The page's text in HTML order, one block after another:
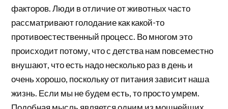
факторов. Люди в отличие от животных часто
рассматривают голодание как какой-то
противоестественный процесс. Во многом это
происходит потому, что с детства нам повсеместно
внушают, что есть надо несколько раз в день и
очень хорошо, поскольку от питания зависит наша
жизнь. Если мы не будем есть, то просто умрем.